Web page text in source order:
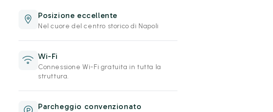
Posizione eccellente
Nel cuore del centro storico di Napoli
Wi-Fi
Connessione Wi-Fi gratuita in tutta la
struttura.
Parcheggio convenzionato